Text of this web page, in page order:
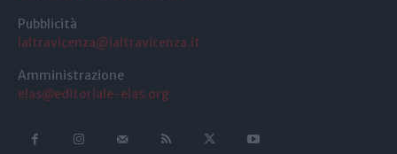
Pubblicità
laltravicenza@laltravicenza.it
Amministrazione
elas@editoriale-elas.org